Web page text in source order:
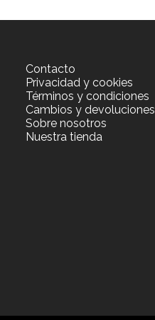
Contacto
Privacidad y cookies
Términos y condiciones
Cambios y devoluciones
Sobre nosotros
Nuestra tienda